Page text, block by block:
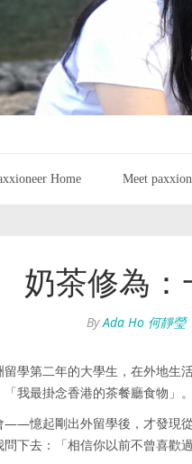
Home Meet
奶茶修為：
ByAda Ho 何靜瑩
學第二年的大學生，在外地生
我最掛念香港的茶餐廳食物」。
——憶起剛出外留學後，才發現
下去：「相信你以前不曾喜歡